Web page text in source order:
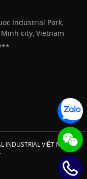
Industrial Park,
city, Vietnam
INDUSTRIAL VIỆT NAM